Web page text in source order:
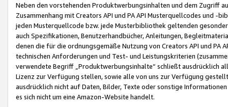
Neben den vorstehenden Produktwerbungsinhalten und dem Zugriff
Zusammenhang mit Creators API und PA API Musterquellcodes und
jeden Musterquellcode bzw. jede Musterbibliothek geltenden
auch Spezifikationen, Benutzerhandbücher, Anleitungen,
denen die für die ordnungsgemäße Nutzung von Creators API und PA
technischen Anforderungen und Test- und Leistungskriterien
verwendete Begriff „Produktwerbungsinhalte“ schließt ausdrücklich
Lizenz zur Verfügung stellen, sowie alle von uns zur Verfügung
ausdrücklich nicht auf Daten, Bilder, Texte oder sonstige
es sich nicht um eine Amazon-Website handelt.